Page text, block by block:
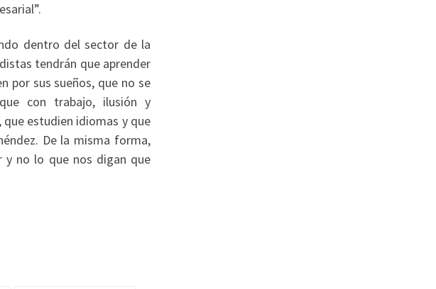
dentro del sector de la
tendrán que aprender
por sus sueños, que no se
con trabajo, ilusión y
que estudien idiomas y que
De la misma forma,
y no lo que nos digan que